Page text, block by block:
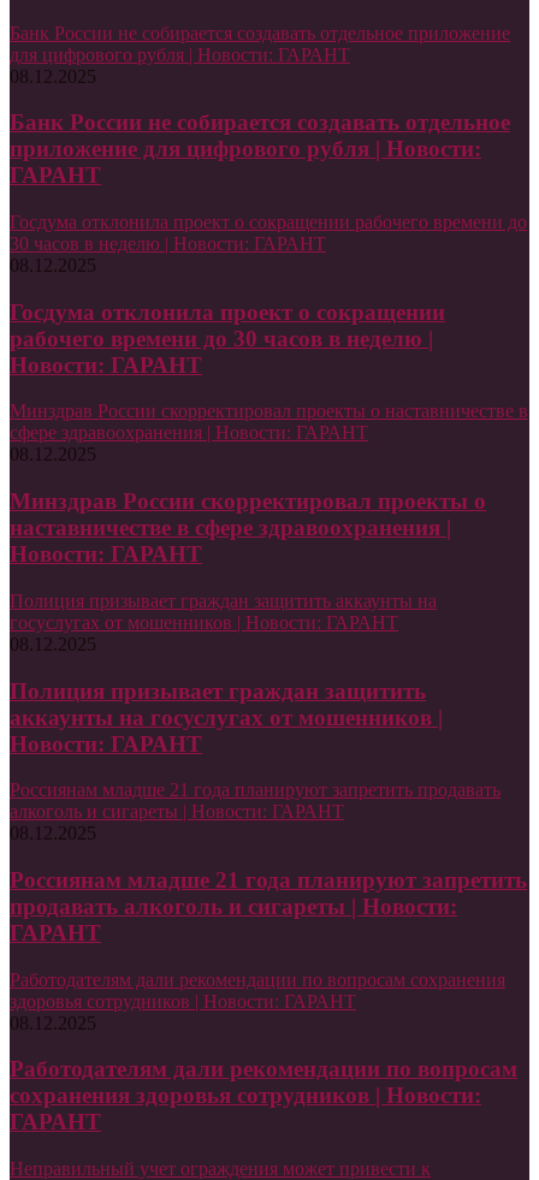
Банк России не собирается создавать отдельное приложение
для цифрового рубля | Новости: ГАРАНТ
08.12.2025
Банк России не собирается создавать отдельное
приложение для цифрового рубля | Новости:
ГАРАНТ
Госдума отклонила проект о сокращении рабочего времени до
30 часов в неделю | Новости: ГАРАНТ
08.12.2025
Госдума отклонила проект о сокращении
рабочего времени до 30 часов в неделю |
Новости: ГАРАНТ
Минздрав России скорректировал проекты о наставничестве в
сфере здравоохранения | Новости: ГАРАНТ
08.12.2025
Минздрав России скорректировал проекты о
наставничестве в сфере здравоохранения |
Новости: ГАРАНТ
Полиция призывает граждан защитить аккаунты на
госуслугах от мошенников | Новости: ГАРАНТ
08.12.2025
Полиция призывает граждан защитить
аккаунты на госуслугах от мошенников |
Новости: ГАРАНТ
Россиянам младше 21 года планируют запретить продавать
алкоголь и сигареты | Новости: ГАРАНТ
08.12.2025
Россиянам младше 21 года планируют запретить
продавать алкоголь и сигареты | Новости:
ГАРАНТ
Работодателям дали рекомендации по вопросам сохранения
здоровья сотрудников | Новости: ГАРАНТ
08.12.2025
Работодателям дали рекомендации по вопросам
сохранения здоровья сотрудников | Новости:
ГАРАНТ
Неправильный учет ограждения может привести к